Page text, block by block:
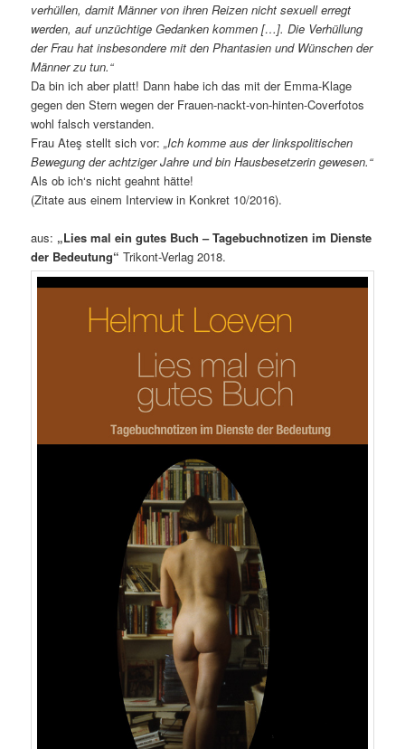
verhüllen, damit Männer von ihren Reizen nicht sexuell erregt
werden, auf unzüchtige Gedanken kommen […]. Die Verhüllung
der Frau hat insbesondere mit den Phantasien und Wünschen der
Männer zu tun.“
Da bin ich aber platt! Dann habe ich das mit der Emma-Klage
gegen den Stern wegen der Frauen-nackt-von-hinten-Coverfotos
wohl falsch verstanden.
Frau Ateş stellt sich vor: „Ich komme aus der linkspolitischen
Bewegung der achtziger Jahre und bin Hausbesetzerin gewesen.“
Als ob ich‘s nicht geahnt hätte!
(Zitate aus einem Interview in Konkret 10/2016).
aus: „Lies mal ein gutes Buch – Tagebuchnotizen im Dienste
der Bedeutung“ Trikont-Verlag 2018.